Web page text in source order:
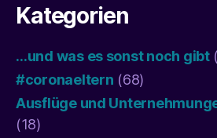
Kategorien
…und was es sonst noch gibt
#coronaeltern (68)
Ausflüge und
(18)